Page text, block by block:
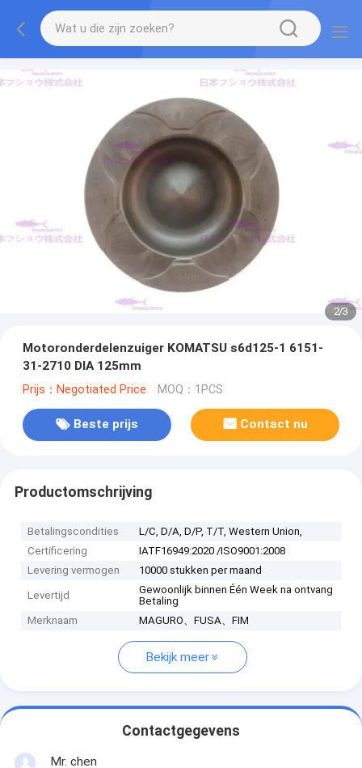
2/3
Motoronderdelenzuiger KOMATSU s6d125-1 6151-
31-2710 DIA 125mm
Prijs：Negotiated Price MOQ：1PCS
Beste prijs Contact nu
Productomschrijving
Betalingscondities
L/C, D/A, D/P, T/T, Western Union,
Certificering
IATF16949:2020 /ISO9001:2008
Levering vermogen
10000 stukken per maand
Levertijd
Gewoonlijk binnen Één Week na ontvang
Betaling
Merknaam
MAGURO、FUSA、FIM
Bekijk meer
Contactgegevens
Mr. chen